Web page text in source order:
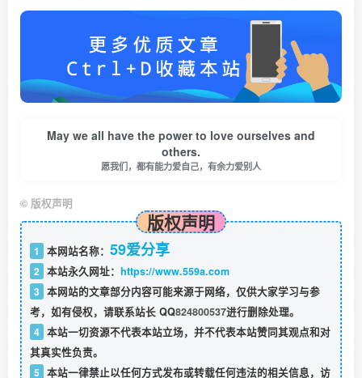
May we all have the power to love ourselves and
others.
愿我们，都有能力爱自己，有余力爱别人
© 版权声明
版权声明
1 本网站名称： 59爱分享
2 本站永久网址： https://www.559a.com
3 本网站的文章部分内容可能来源于网络，仅供大家学习与参
考，如有侵权，请联系站长 QQ824800537进行删除处理。
4 本站一切资源不代表本站立场，并不代表本站赞同其观点和对
其真实性负责。
5 本站一律禁止以任何方式发布或转载任何违法的相关信息，访